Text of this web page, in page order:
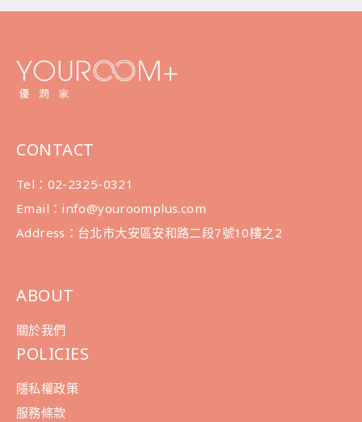
CONTACT
Tel：02-2325-0321
Email：info@youroomplus.com
Address：台北市大安區安和路二段7號10樓之2
ABOUT
關於我們
POLICIES
隱私權政策
服務條款